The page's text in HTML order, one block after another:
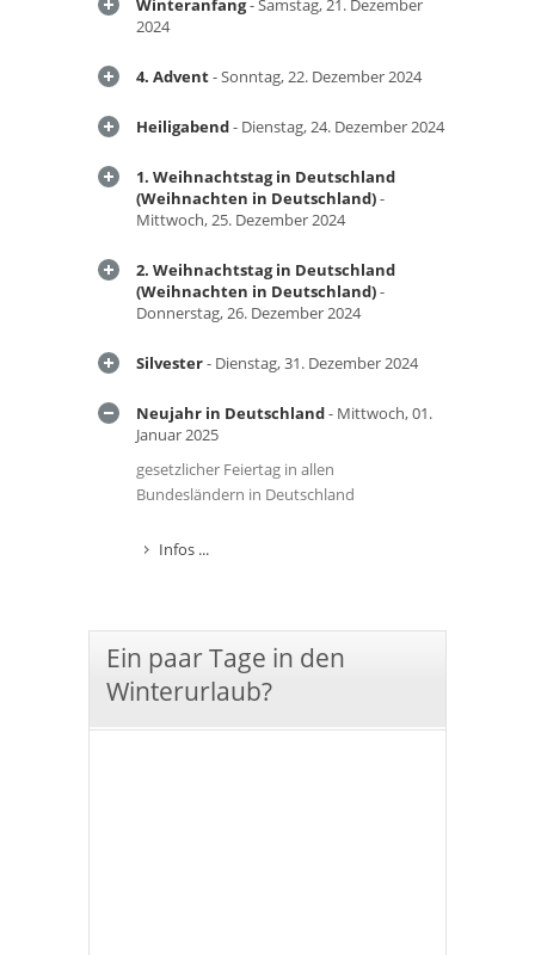
Winteranfang- Samstag, 21. Dezember
2024
4. Advent- Sonntag, 22. Dezember 2024
Heiligabend- Dienstag, 24. Dezember 2024
1. Weihnachtstag in Deutschland
(Weihnachten in Deutschland)-
Mittwoch, 25. Dezember 2024
2. Weihnachtstag in Deutschland
(Weihnachten in Deutschland)-
Donnerstag, 26. Dezember 2024
Silvester- Dienstag, 31. Dezember 2024
Neujahr in Deutschland- Mittwoch, 01.
Januar 2025
gesetzlicher Feiertag in allen
Bundesländern in Deutschland
Infos ...
Ein paar Tage in den
Winterurlaub?